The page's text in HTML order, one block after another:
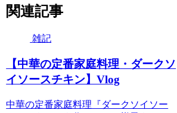
関連記事
雑記
【中華の定番家庭料理・ダークソ
イソースチキン】Vlog
中華の定番家庭料理『ダークソイソー